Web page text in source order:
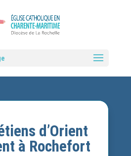
d’Orient
à Rochefort